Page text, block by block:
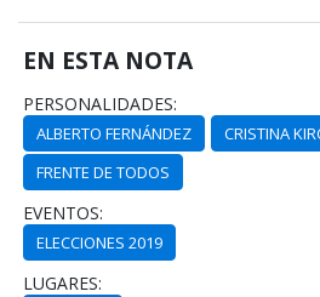
EN ESTA NOTA
PERSONALIDADES:
ALBERTO FERNÁNDEZ
CRISTINA
FRENTE DE TODOS
EVENTOS:
ELECCIONES 2019
LUGARES: